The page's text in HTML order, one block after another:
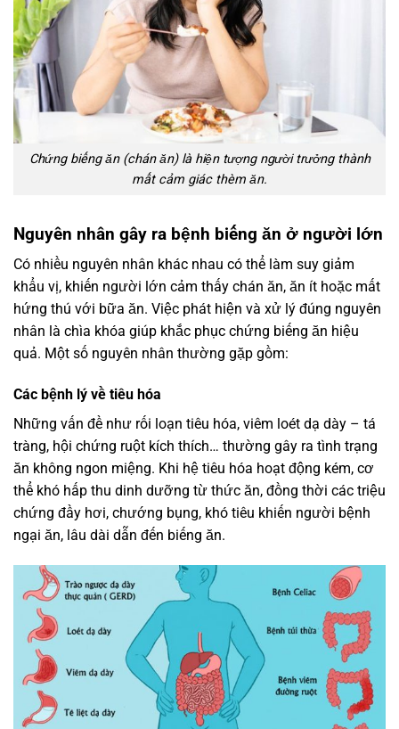
Chứng biếng ăn (chán ăn) là hiện tượng người trưởng thành
mất cảm giác thèm ăn.
Nguyên nhân gây ra bệnh biếng ăn ở người lớn
Có nhiều nguyên nhân khác nhau có thể làm suy giảm
khẩu vị, khiến người lớn cảm thấy chán ăn, ăn ít hoặc mất
hứng thú với bữa ăn. Việc phát hiện và xử lý đúng nguyên
nhân là chìa khóa giúp khắc phục chứng biếng ăn hiệu
quả. Một số nguyên nhân thường gặp gồm:
Các bệnh lý về tiêu hóa
Những vấn đề như rối loạn tiêu hóa, viêm loét dạ dày – tá
tràng, hội chứng ruột kích thích… thường gây ra tình trạng
ăn không ngon miệng. Khi hệ tiêu hóa hoạt động kém, cơ
thể khó hấp thu dinh dưỡng từ thức ăn, đồng thời các triệu
chứng đầy hơi, chướng bụng, khó tiêu khiến người bệnh
ngại ăn, lâu dài dẫn đến biếng ăn.